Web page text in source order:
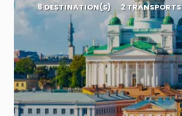
8 DESTINATION(S) 2 TRANSPORTS